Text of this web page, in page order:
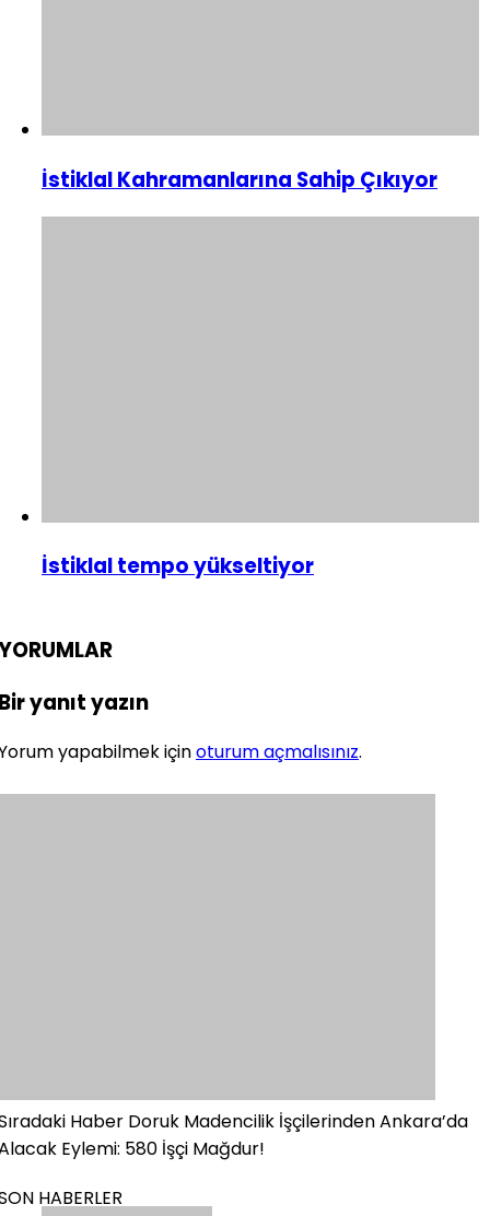
İstiklal Kahramanlarına Sahip Çıkıyor
İstiklal tempo yükseltiyor
yanıt yazın
yapabilmek içinoturum açmalısınız.
Haber Doruk Madencilik İşçilerinden Ankara’da
Eylemi: 580 İşçi Mağdur!
HABERLER